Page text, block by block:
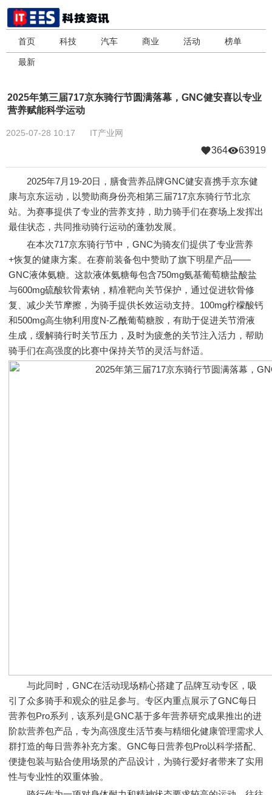
首页 科技 汽车 商业 活动 榜单
最新
2025年第三届717京东骑行节圆满落幕，GNC健安喜以专业
营养赋能科学运动
2025-07-28 10:17 IT产业网
364 63919
2025年7月19-20日，膳食营养品牌GNC健安喜携手京东健
康与京东运动，以赞助商身份亮相第三届717京东骑行节北京
站。为赛事提供了专业的营养支持，助力骑手们在赛场上发挥出
最佳状态，共同推动骑行运动的蓬勃发展。
在本次717京东骑行节中，GNC为骑友们提供了专业营养
+恢复的健康方案。在赛前装备包中赞助了旗下明星产品——
GNC液体氨糖。这款液体氨糖每包含750mg氨基葡萄糖盐酸盐
与600mg硫酸软骨素钠，精准靶向关节保护，通过促进软骨修
复、减少关节摩擦，为骑手提供长效运动支持。100mg柠檬酸钙
和500mg高生物利用度N-乙酰葡萄糖胺，有助于促进关节滑液
生成，缓解骑行时关节压力，及时为疲惫的关节注入活力，帮助
骑手们在高强度的比赛中保持关节的灵活与舒适。
与此同时，GNC在活动现场精心搭建了品牌互动专区，吸
引了众多骑手和观众的驻足参与。专区内重点展示了GNC每日
营养包Pro系列，该系列是GNC基于多年营养研究成果推出的进
阶款营养包产品，专为高强度生活节奏与精细化健康管理需求人
群打造的每日营养补充方案。GNC每日营养包Pro以科学搭配、
便捷包装与贴合使用场景的产品设计，为骑行爱好者带来了实用
性与专业性的双重体验。